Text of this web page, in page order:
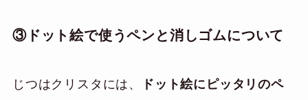
③ドット絵で使うペンと消しゴムについて
じつはクリスタには、
ドット絵にピッタリのペ